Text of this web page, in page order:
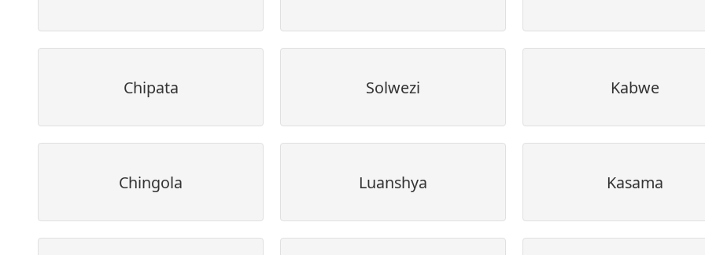
Chipata Solwezi Kabwe
Chingola Luanshya Kasama